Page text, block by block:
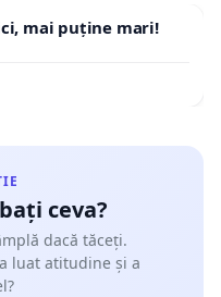
mai puține mari!
ceva?
dacă tăceți.
luat atitudine și a